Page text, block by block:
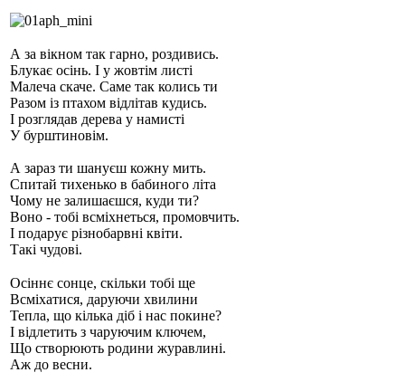
Стамбул 2010
А за вікном так гарно, роздивись.
Блукає осінь. І у жовтім листі
Малеча скаче. Саме так колись ти
Разом із птахом відлітав кудись.
І розглядав дерева у намисті
У бурштиновім.
А зараз ти шануєш кожну мить.
Спитай тихенько в бабиного літа
Чому не залишаєшся, куди ти?
Воно - тобі всміхнеться, промовчить.
І подарує різнобарвні квіти.
Такі чудові.
Осіннє сонце, скільки тобі ще
Всміхатися, даруючи хвилини
Тепла, що кілька діб і нас покине?
І відлетить з чаруючим ключем,
Що створюють родини журавлині.
Аж до весни.